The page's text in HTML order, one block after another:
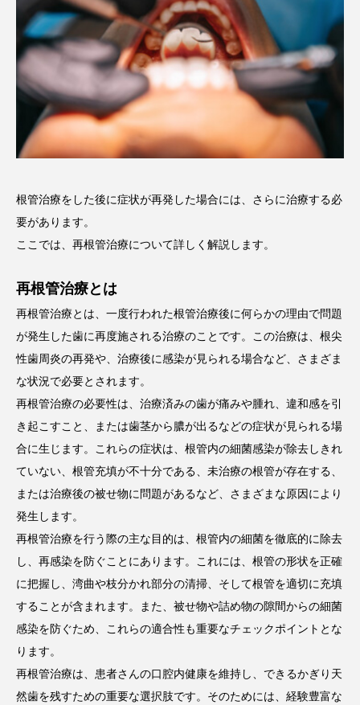
根管治療をした後に症状が再発した場合には、さらに治療する必
要があります。
ここでは、再根管治療について詳しく解説します。
再根管治療とは
再根管治療とは、一度行われた根管治療後に何らかの理由で問題
が発生した歯に再度施される治療のことです。この治療は、根尖
性歯周炎の再発や、治療後に感染が見られる場合など、さまざま
な状況で必要とされます。
再根管治療の必要性は、治療済みの歯が痛みや腫れ、違和感を引
き起こすこと、または歯茎から膿が出るなどの症状が見られる場
合に生じます。これらの症状は、根管内の細菌感染が除去しきれ
ていない、根管充填が不十分である、未治療の根管が存在する、
または治療後の被せ物に問題があるなど、さまざまな原因により
発生します。
再根管治療を行う際の主な目的は、根管内の細菌を徹底的に除去
し、再感染を防ぐことにあります。これには、根管の形状を正確
に把握し、湾曲や枝分かれ部分の清掃、そして根管を適切に充填
することが含まれます。また、被せ物や詰め物の隙間からの細菌
感染を防ぐため、これらの適合性も重要なチェックポイントとな
ります。
再根管治療は、患者さんの口腔内健康を維持し、できるかぎり天
然歯を残すための重要な選択肢です。そのためには、経験豊富な